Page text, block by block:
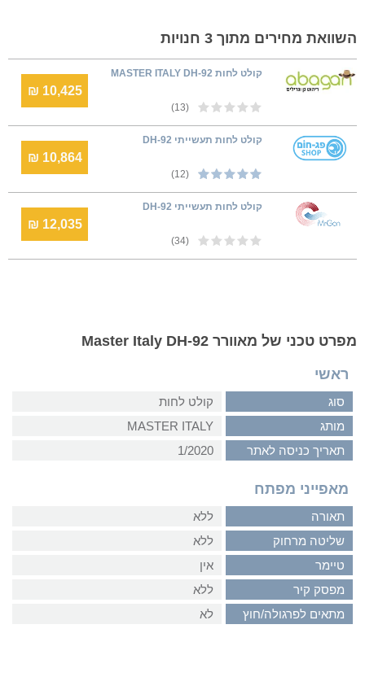
השוואת מחירים מתוך 3 חנויות
קולט לחות MASTER ITALY DH-92
(13)
10,425 ₪
קולט לחות תעשייתי DH-92
(12)
10,864 ₪
קולט לחות תעשייתי DH-92
(34)
12,035 ₪
מפרט טכני של מאוורר Master Italy DH-92
ראשי
סוג
קולט לחות
מותג
MASTER ITALY
תאריך כניסה לאתר
1/2020
מאפייני מפתח
תאורה
ללא
שליטה מרחוק
ללא
טיימר
אין
מפסק קיר
ללא
מתאים לפרגולה/חוץ
לא